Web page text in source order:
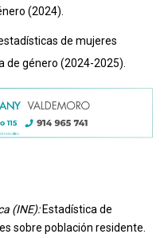
(2024).
de mujeres
de género (2024-2025).
(INE):Estadística de
sobre población residente.